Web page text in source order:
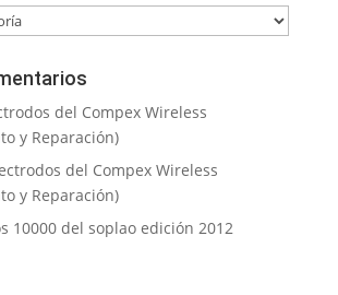
del Compex Wireless
y Reparación)
del Compex Wireless
y Reparación)
10000 del soplao edición 2012